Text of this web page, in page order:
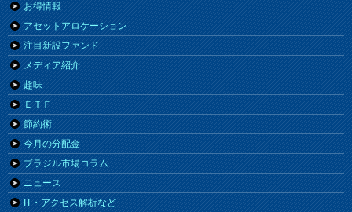
お得情報
アセットアロケーション
注目新設ファンド
メディア紹介
趣味
ＥＴＦ
節約術
今月の分配金
ブラジル市場コラム
ニュース
IT・アクセス解析など